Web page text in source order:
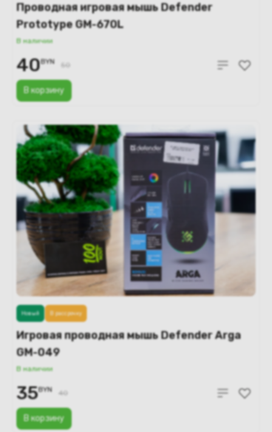
Проводная игровая мышь Defender
Prototype GM-670L
В наличии
В корзину
40BYN 50
Игровая проводная мышь Defender Arga
GM-049
В наличии
В корзину
Новый В рассрочку
35BYN 40